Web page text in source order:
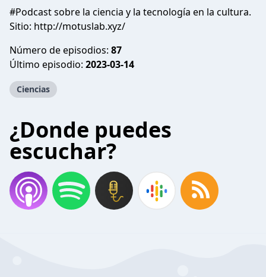
#Podcast sobre la ciencia y la tecnología en la cultura.
Sitio: http://motuslab.xyz/
Número de episodios: 87
Último episodio: 2023-03-14
Ciencias
¿Donde puedes
escuchar?